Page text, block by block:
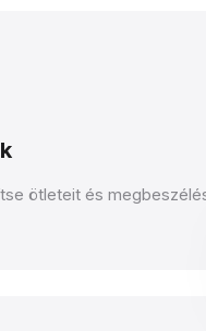
ötleteit és